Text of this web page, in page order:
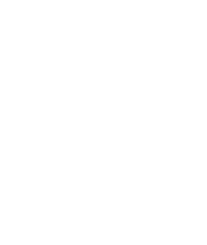
Fuengirola